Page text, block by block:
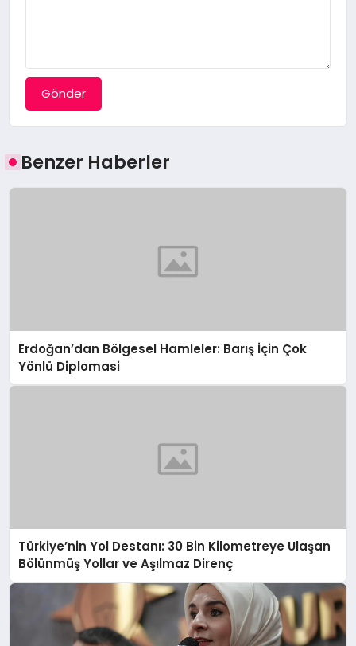
Gönder
Benzer Haberler
Erdoğan’dan Bölgesel Hamleler: Barış İçin Çok
Yönlü Diplomasi
Türkiye’nin Yol Destanı: 30 Bin Kilometreye Ulaşan
Bölünmüş Yollar ve Aşılmaz Direnç